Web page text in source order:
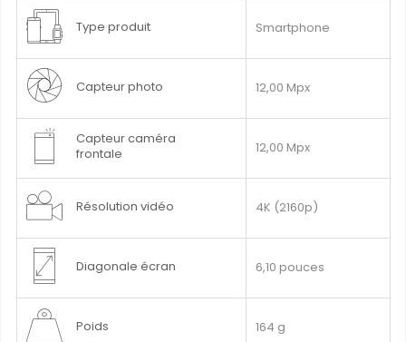
Type produit Smartphone
Capteur photo 12,00 Mpx
Capteur caméra
frontale
12,00 Mpx
Résolution vidéo 4K (2160p)
Diagonale écran 6,10 pouces
Poids 164 g